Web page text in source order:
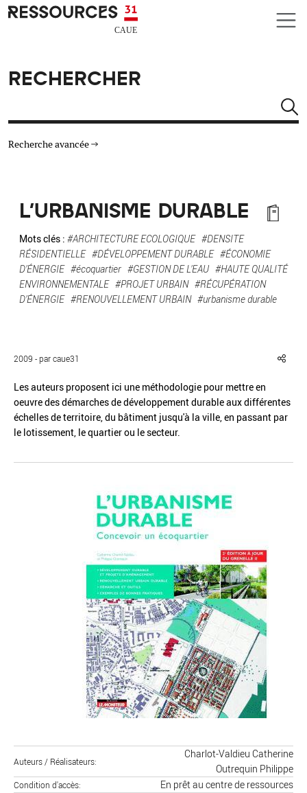
Aller au contenu principal
CAUE RESSOURCES 31
RECHERCHER
Recherche avancée
TYPE DE RESSOURCES
MATÉRIAUX
AUTRES CRITÈRES
Réinitialiser Fermer la recherche avancée
L'URBANISME DURABLE
Mots clés : #ARCHITECTURE ECOLOGIQUE #DENSITE
RÉSIDENTIELLE #DÉVELOPPEMENT DURABLE #ÉCONOMIE
D'ÉNERGIE #écoquartier #GESTION DE L'EAU #HAUTE QUALITÉ
ENVIRONNEMENTALE #PROJET URBAIN #RÉCUPÉRATION
D'ÉNERGIE #RENOUVELLEMENT URBAIN #urbanisme durable
2009 - par caue31
Les auteurs proposent ici une méthodologie pour mettre en
oeuvre des démarches de développement durable aux différentes
échelles de territoire, du bâtiment jusqu'à la ville, en passant par
le lotissement, le quartier ou le secteur.
Auteurs / Réalisateurs
Charlot-Valdieu Catherine
Outrequin Philippe
Condition d'accès En prêt au centre de ressources